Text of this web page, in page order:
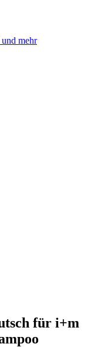
mehr
für i+m